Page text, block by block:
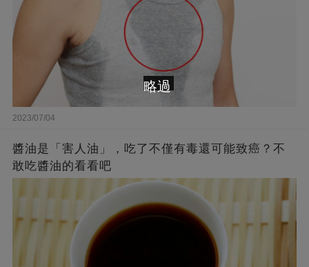
2023/07/04
醬油是「害人油」，吃了不僅有毒還可能致癌？不
敢吃醬油的看看吧
略過